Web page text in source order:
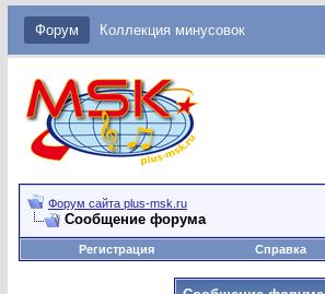
Форум Коллекция минусовок
Форум сайта plus-msk.ru
Сообщение форума
Регистрация Справка